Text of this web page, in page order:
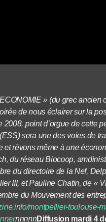
» (du grec ancien
de nous éclairer sur la
point d’orgue de cette
sera une des voies de
et rêvons même à une
du réseau Biocoop,
du directoire de la Nef,
III, et Pauline Chatin, de «
du Mouvement des
montpellier-toulouse-
nnnnnDiffusion mardi 4